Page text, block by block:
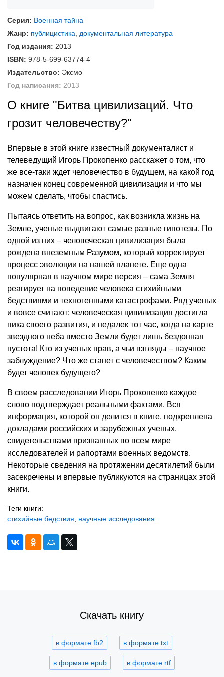
Серия: Военная тайна
Жанр: публицистика
документальная литература
Год издания: 2013
ISBN: 978-5-699-63774-4
Издательство: Эксмо
Год написания: 2013
О книге "Битва цивилизаций. Что
грозит человечеству?"
Впервые в этой книге известный документалист и
телеведущий Игорь Прокопенко расскажет о том, что
же все-таки ждет человечество в будущем, на какой год
назначен конец современной цивилизации и что мы
можем сделать, чтобы спастись.
Пытаясь ответить на вопрос, как возникла жизнь на
Земле, ученые выдвигают самые разные гипотезы. По
одной из них – человеческая цивилизация была
рождена внеземным Разумом, который корректирует
процесс эволюции на нашей планете. Еще одна
популярная в научном мире версия – сама Земля
реагирует на поведение человека стихийными
бедствиями и техногенными катастрофами. Ряд ученых
и вовсе считают: человеческая цивилизация достигла
пика своего развития, и недалек тот час, когда на карте
звездного неба вместо Земли будет лишь бездонная
пустота! Кто из ученых прав, а чьи взгляды – научное
заблуждение? Что же станет с человечеством? Каким
будет человек будущего?
В своем расследовании Игорь Прокопенко каждое
слово подтверждает реальными фактами. Вся
информация, которой он делится в книге, подкреплена
докладами российских и зарубежных ученых,
свидетельствами признанных во всем мире
исследователей и рапортами военных ведомств.
Некоторые сведения на протяжении десятилетий были
засекречены и впервые публикуются на страницах этой
книги.
Теги книги:
стихийные бедствия
научные исследования
Скачать книгу
в формате fb2 в формате txt
в формате epub в формате rtf